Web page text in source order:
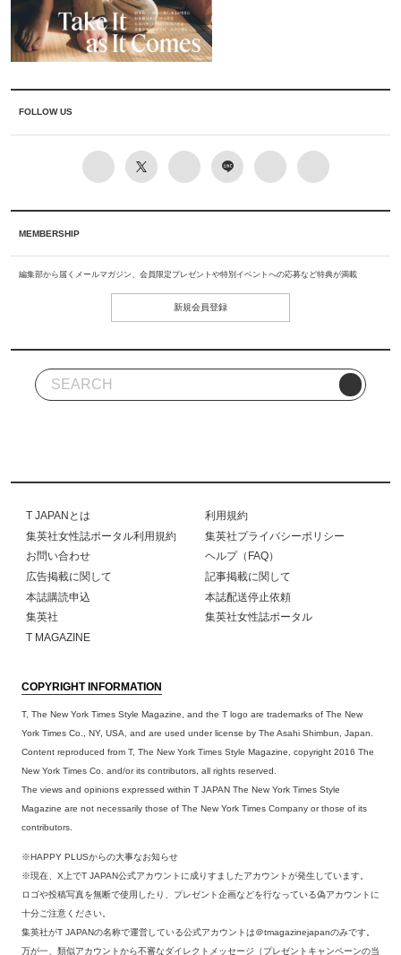
FOLLOW US
MEMBERSHIP
編集部から届くメールマガジン、会員限定プレゼントや特別イベントへの応募など特典が満載
新規会員登録
T JAPANとは
利用規約
集英社女性誌ポータル利用規約
集英社プライバシーポリシー
お問い合わせ
ヘルプ（FAQ）
広告掲載に関して
記事掲載に関して
本誌購読申込
本誌配送停止依頼
集英社
集英社女性誌ポータル
T MAGAZINE
COPYRIGHT INFORMATION
T, The New York Times Style Magazine, and the T logo are trademarks of The New
York Times Co., NY, USA, and are used under license by The Asahi Shimbun, Japan.
Content reproduced from T, The New York Times Style Magazine, copyright 2016 The
New York Times Co. and/or its contributors, all rights reserved.
The views and opinions expressed within T JAPAN The New York Times Style
Magazine are not necessarily those of The New York Times Company or those of its
contributors.
※HAPPY PLUSからの大事なお知らせ
※現在、X上でT JAPAN公式アカウントに成りすましたアカウントが発生しています。
ロゴや投稿写真を無断で使用したり、プレゼント企画などを行なっている偽アカウントに
十分ご注意ください。
集英社がT JAPANの名称で運営している公式アカウントは＠tmagazinejapanのみです。
万が一、類似アカウントから不審なダイレクトメッセージ（プレゼントキャンペーンの当